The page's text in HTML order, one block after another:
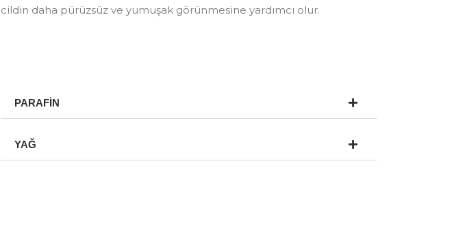
cildin daha pürüzsüz ve yumuşak görünmesine yardımcı olur.
PARAFİN
YAĞ